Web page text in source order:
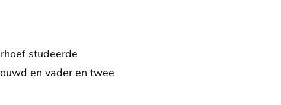
studeerde
en vader en twee